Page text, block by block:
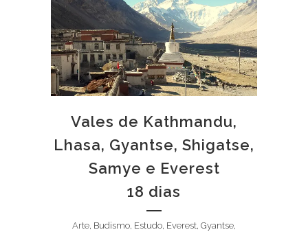
Vales de Kathmandu,
Lhasa, Gyantse, Shigatse,
Samye e Everest
18 dias
Arte, Budismo, Estudo, Everest, Gyantse,